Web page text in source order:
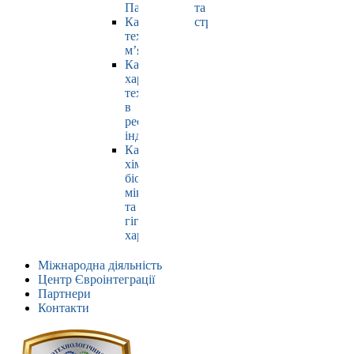
Павлюк
Кафедра
технології
м’яса
Кафедра
харчових
технологій
в
ресторанній
індустрії
Кафедра
хімії,
біохімії,
мікробіології
та
гігієни
харчування
та
страхування
Міжнародна діяльність
Центр Євроінтеграції
Партнери
Контакти